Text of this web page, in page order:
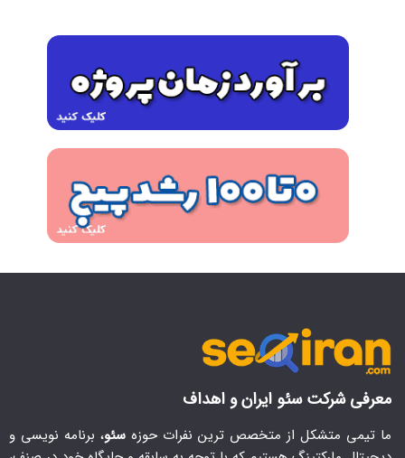
معرفی شرکت سئو ایران و اهداف
ما تیمی متشکل از متخصص ترین نفرات حوزه سئو، برنامه نویسی و